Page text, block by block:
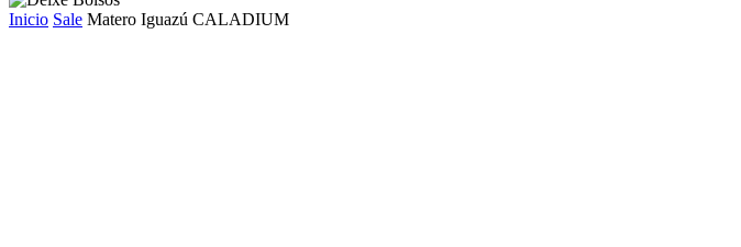
Inicio Sale Matero Iguazú CALADIUM